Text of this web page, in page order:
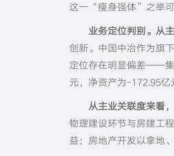
这一“瘦身强体”之举
业务定位判别。从
创新。中国中冶作为旗
定位存在明显偏差——集
元，净资产为-172.95
从主业关联度来看，
物理建设环节与房建工
益；房地产开发以拿地